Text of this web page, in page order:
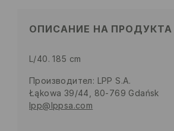
ОПИСАНИЕ НА ПРОДУКТА
L/40. 185 cm
Производител: LPP S.A.
Łąkowa 39/44, 80-769 Gdańsk
lpp@lppsa.com